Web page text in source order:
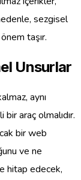
sezgisel
taşır.
Unsurlar
aynı
araç olmalıdır.
bir web
ve ne
hitap edecek,